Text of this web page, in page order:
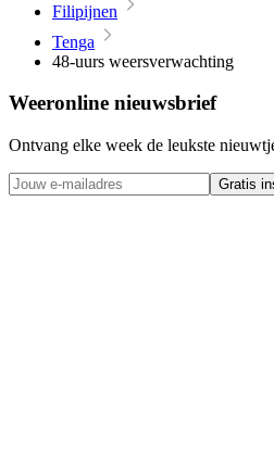
Filipijnen
Tenga
48-uurs weersverwachting
Weeronline nieuwsbrief
Ontvang elke week de leukste
Gratis